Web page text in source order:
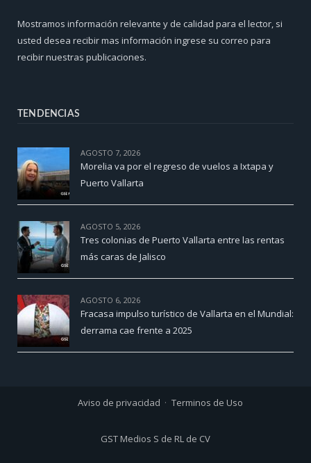
Mostramos información relevante y de calidad para el lector, si
usted desea recibir mas información ingrese su correo para
recibir nuestras publicaciones.
TENDENCIAS
AGOSTO 7, 2026
Morelia va por el regreso de vuelos a Ixtapa y
Puerto Vallarta
AGOSTO 5, 2026
Tres colonias de Puerto Vallarta entre las rentas
más caras de Jalisco
AGOSTO 6, 2026
Fracasa impulso turístico de Vallarta en el Mundial:
derrama cae frente a 2025
Aviso de privacidad Terminos de Uso
GST Medios S de RL de CV